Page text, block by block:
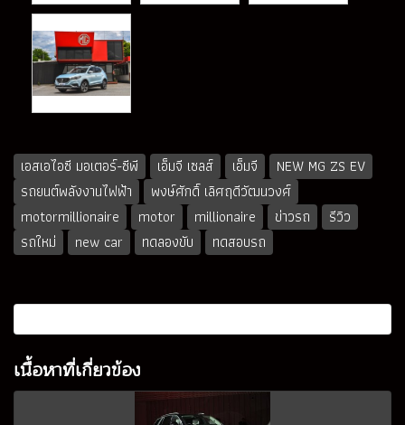
เอสเอไอซี มอเตอร์-ซีพี เอ็มจี เซลส์ เอ็มจี
NEW MG ZS EV
รถยนต์พลังงานไฟฟ้า
พงษ์ศักดิ์ เลิศฤดีวัฒนวงศ์
motormillionaire
motor millionaire ข่าวรถ
รีวิว
รถใหม่
new car ทดลองขับ ทดสอบรถ
เนื้อหาที่เกี่ยวข้อง